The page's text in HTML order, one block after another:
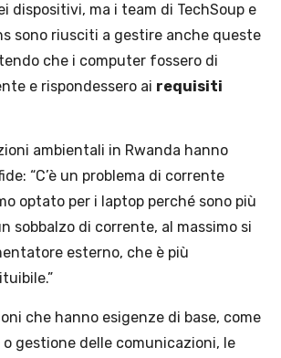
dispositivi, ma i team di TechSoup e
sono riusciti a gestire anche queste
che i computer fossero di
e rispondessero ai requisiti
ambientali in Rwanda hanno
“C’è un problema di corrente
optato per i laptop perché sono più
sobbalzo di corrente, al massimo si
esterno, che è più
che hanno esigenze di base, come
gestione delle comunicazioni, le